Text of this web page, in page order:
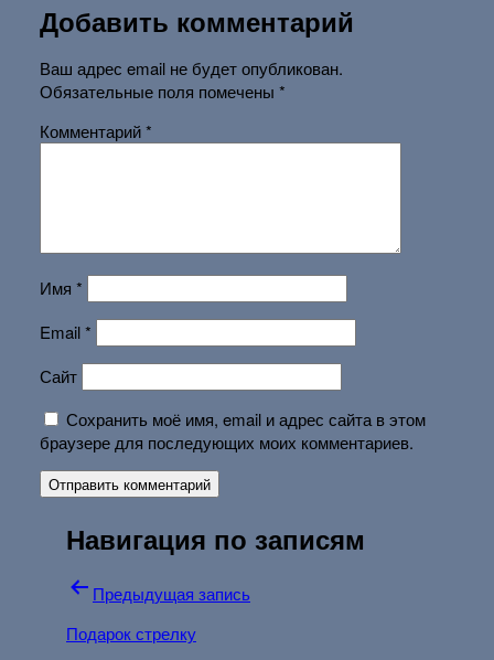
Добавить комментарий
Ваш адрес email не будет опубликован.
Обязательные поля помечены *
Комментарий*
Имя *
Email*
Сайт
Сохранить моё имя, email и адрес сайта в этом
браузере для последующих моих комментариев.
Навигация по записям
Предыдущая запись
Подарок стрелку